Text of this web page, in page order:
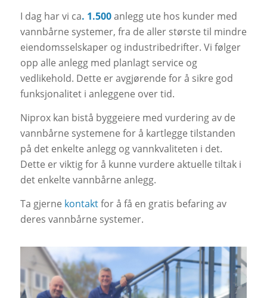
I dag har vi ca. 1.500anlegg ute hos kunder med
vannbårne systemer, fra de aller største til mindre
eiendomsselskaper og industribedrifter. Vi følger
opp alle anlegg med planlagt service og
vedlikehold. Dette er avgjørende for å sikre god
funksjonalitet i anleggene over tid.
Niprox kan bistå byggeiere med vurdering av de
vannbårne systemene for å kartlegge tilstanden
på det enkelte anlegg og vannkvaliteten i det.
Dette er viktig for å kunne vurdere aktuelle tiltak i
det enkelte vannbårne anlegg.
Ta gjerne kontaktfor å få en gratis befaring av
deres vannbårne systemer.